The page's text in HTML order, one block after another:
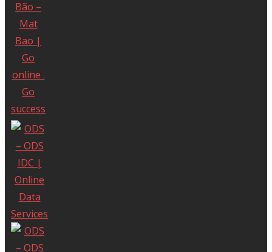
Copyright© Mat Bao Company. All
Reserved.
Sử dụng nội dung ở trang này và dịch vụ
tại Mắt Bão có nghĩa là bạn đồng ý với
Thỏa thuận sử dụng
mậtcủa chúng tôi.
Công ty cổ phần Mắt Bão - Giấy phép kinh
doanh số: 0302712571 cấp ngày
04/09/2002 bởi Sở Kế Hoạch và Đầu Tư Tp.
Hồ Chí Minh.
Giấy phép cung cấp dịch vụ Viễn thông số
247/GP-CVT cấp ngày 08 tháng 05 năm
2018.